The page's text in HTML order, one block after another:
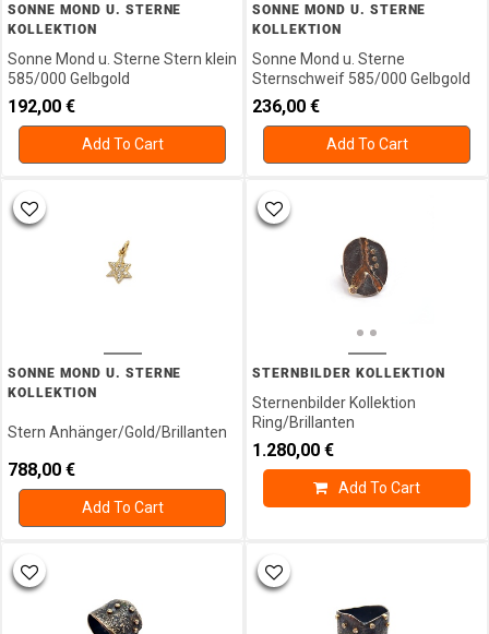
SONNE MOND U. STERNE
KOLLEKTION
Sonne Mond u. Sterne Stern klein
585/000 Gelbgold
192,00 €
Add To Cart
SONNE MOND U. STERNE
KOLLEKTION
Sonne Mond u. Sterne
Sternschweif 585/000 Gelbgold
236,00 €
Add To Cart
SONNE MOND U. STERNE
KOLLEKTION
Stern Anhänger/Gold/Brillanten
788,00 €
Add To Cart
STERNBILDER KOLLEKTION
Sternenbilder Kollektion
Ring/Brillanten
1.280,00 €
Add To Cart